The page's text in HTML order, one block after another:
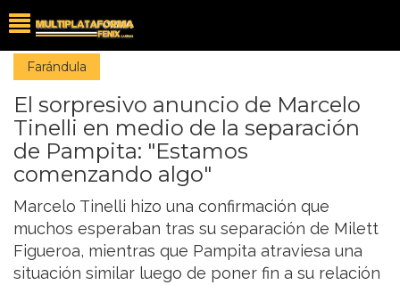
Farándula
El sorpresivo anuncio de Marcelo
Tinelli en medio de la separación
de Pampita: "Estamos
comenzando algo"
Marcelo Tinelli hizo una confirmación que
muchos esperaban tras su separación de Milett
Figueroa, mientras que Pampita atraviesa una
situación similar luego de poner fin a su relación